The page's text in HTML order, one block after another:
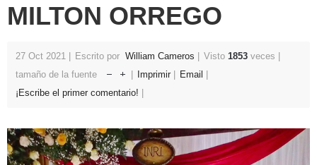
MILTON ORREGO
27 Oct 2021 Escrito por William Cameros Visto 1853 veces
tamaño de la fuente
Imprimir
Email
¡Escribe el primer comentario!